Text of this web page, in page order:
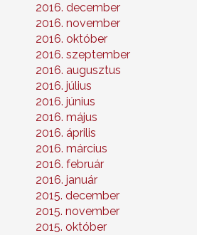
2016. december
2016. november
2016. október
2016. szeptember
2016. augusztus
2016. július
2016. június
2016. május
2016. április
2016. március
2016. február
2016. január
2015. december
2015. november
2015. október